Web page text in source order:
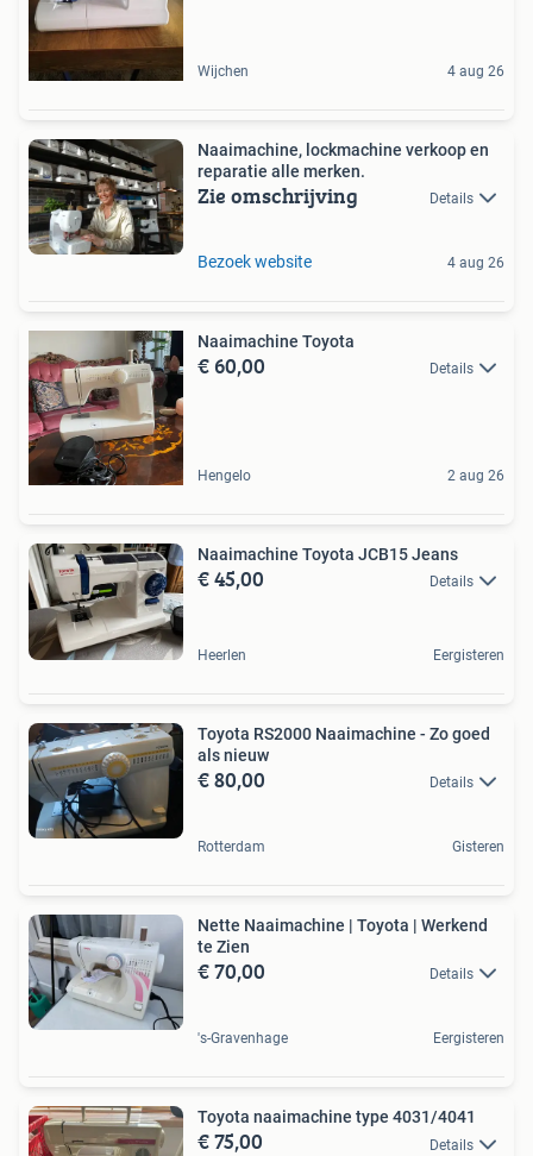
Wijchen 4 aug 26
Naaimachine, lockmachine verkoop en
reparatie alle merken.
Zie omschrijving Details
Bezoek website 4 aug 26
Naaimachine Toyota
€ 60,00 Details
Hengelo 2 aug 26
Naaimachine Toyota JCB15 Jeans
€ 45,00 Details
Heerlen Eergisteren
Toyota RS2000 Naaimachine - Zo goed
als nieuw
€ 80,00 Details
Rotterdam Gisteren
Nette Naaimachine | Toyota | Werkend
te Zien
€ 70,00 Details
's-Gravenhage Eergisteren
Toyota naaimachine type 4031/4041
€ 75,00 Details